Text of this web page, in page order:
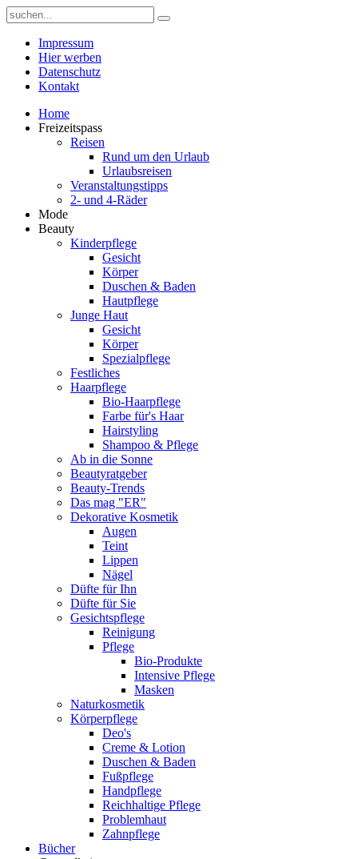
Impressum
Hier werben
Datenschutz
Kontakt
Home
Freizeitspass
Reisen
Rund um den Urlaub
Urlaubsreisen
Veranstaltungstipps
2- und 4-Räder
Mode
Beauty
Kinderpflege
Gesicht
Körper
Duschen & Baden
Hautpflege
Junge Haut
Gesicht
Körper
Spezialpflege
Festliches
Haarpflege
Bio-Haarpflege
Farbe für's Haar
Hairstyling
Shampoo & Pflege
Ab in die Sonne
Beautyratgeber
Beauty-Trends
Das mag "ER"
Dekorative Kosmetik
Augen
Teint
Lippen
Nägel
Düfte für Ihn
Düfte für Sie
Gesichtspflege
Reinigung
Pflege
Bio-Produkte
Intensive Pflege
Masken
Naturkosmetik
Körperpflege
Deo's
Creme & Lotion
Duschen & Baden
Fußpflege
Handpflege
Reichhaltige Pflege
Problemhaut
Zahnpflege
Bücher